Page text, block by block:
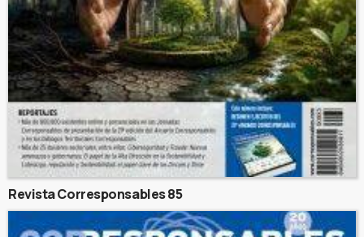
Revista Corresponsables 85